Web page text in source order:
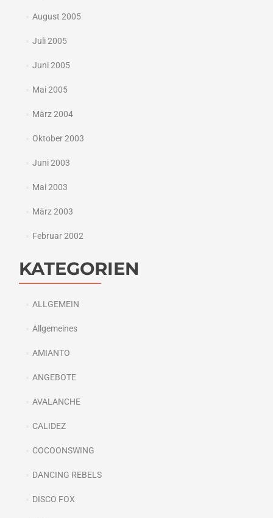
August 2005
Juli 2005
Juni 2005
Mai 2005
März 2004
Oktober 2003
Juni 2003
Mai 2003
März 2003
Februar 2002
KATEGORIEN
ALLGEMEIN
Allgemeines
AMIANTO
ANGEBOTE
AVALANCHE
CALIDEZ
COCOONSWING
DANCING REBELS
DISCO FOX